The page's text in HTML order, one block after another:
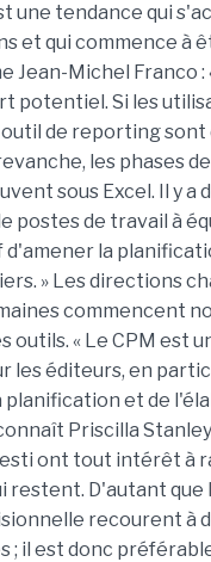
une tendance qui
et qui commence à
Jean-Michel Franco :
potentiel. Si les
de reporting sont
les phases
sous Excel. Il y a
postes de travail à
la
» Les directions
commencent
outils. « Le CPM est
les éditeurs, en
planification et de
Priscilla
ont tout intérêt à
restent. D'autant que
recourent à
; il est donc